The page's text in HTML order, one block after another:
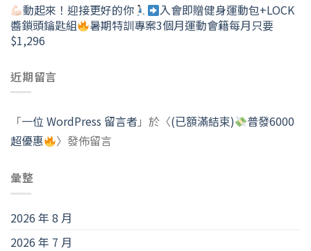
動起來！迎接更好的你
入會即贈健身運動包+LOCK
醬鎖頭鑰匙組
暑期特訓專案3個月運動會籍每月只要
$1,296
近期留言
「一位 WordPress 留言者 」於〈(已額滿結束)
普發6000
超優惠
〉發佈留言
彙整
2026 年 8 月
2026 年 7 月